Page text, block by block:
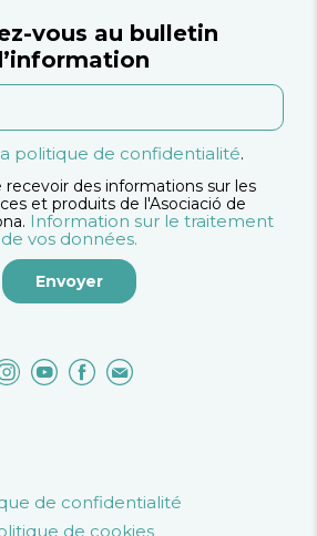
vous au bulletin
politique de confidentialité.
recevoir des informations sur les
et produits de l'Asociació de
Information sur le traitement
de vos données.
de confidentialité
de cookies